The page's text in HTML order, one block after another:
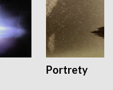
Portrety